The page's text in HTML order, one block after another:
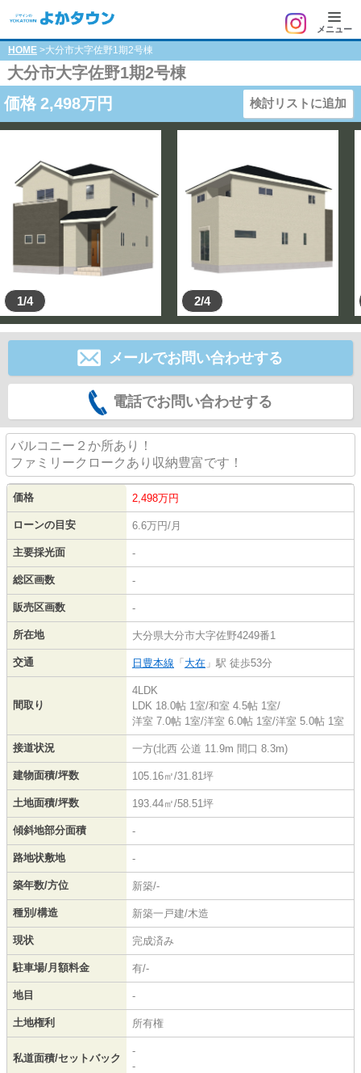
メニュー
HOME >大分市大字佐野1期2号棟
大分市大字佐野1期2号棟
価格 2,498万円 検討リストに追加
1/4 2/4
メールでお問い合わせする
電話でお問い合わせする
バルコニー２か所あり！
ファミリークロークあり収納豊富です！
価格 2,498万円
ローンの目安 6.6万円/月
主要採光面 -
総区画数 -
販売区画数 -
所在地 大分県大分市大字佐野4249番1
交通 日豊本線 「 大在 」駅 徒歩53分
間取り
4LDK
LDK 18.0帖 1室/和室 4.5帖 1室/
洋室 7.0帖 1室/洋室 6.0帖 1室/洋室 5.0帖 1室
接道状況 一方(北西 公道 11.9m 間口 8.3m)
建物面積/坪数 105.16㎡/31.81坪
土地面積/坪数 193.44㎡/58.51坪
傾斜地部分面積 -
路地状敷地 -
築年数/方位 新築/-
種別/構造 新築一戸建/木造
現状 完成済み
駐車場/月額料金 有/-
地目 -
土地権利 所有権
私道面積/セットバック
-
-